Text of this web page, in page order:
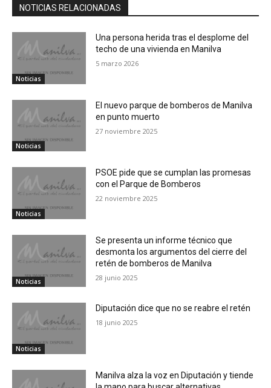
NOTICIAS RELACIONADAS
Noticias
Una persona herida tras el desplome del
techo de una vivienda en Manilva
5 marzo 2026
Noticias
El nuevo parque de bomberos de Manilva
en punto muerto
27 noviembre 2025
Noticias
PSOE pide que se cumplan las promesas
con el Parque de Bomberos
22 noviembre 2025
Noticias
Se presenta un informe técnico que
desmonta los argumentos del cierre del
retén de bomberos de Manilva
28 junio 2025
Noticias
Diputación dice que no se reabre el retén
18 junio 2025
Manilva alza la voz en Diputación y tiende